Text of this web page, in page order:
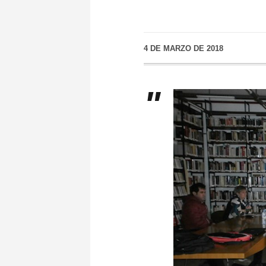
4 DE MARZO DE 2018